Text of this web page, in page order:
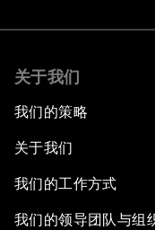
关于我们
我们的策略
关于我们
我们的工作方式
我们的领导团队与组